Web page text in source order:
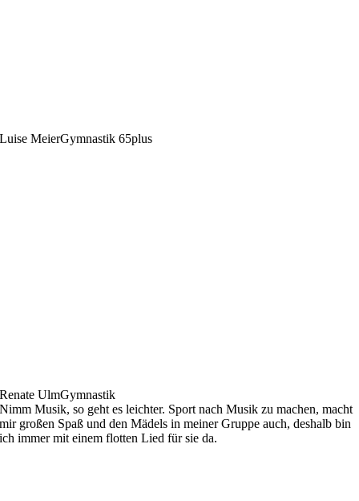
Luise MeierGymnastik 65plus
Renate UlmGymnastik
Nimm Musik, so geht es leichter. Sport nach Musik zu machen, macht
mir großen Spaß und den Mädels in meiner Gruppe auch, deshalb bin
ich immer mit einem flotten Lied für sie da.